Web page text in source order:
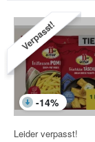
Verpasst!
-14%
Leider verpasst!